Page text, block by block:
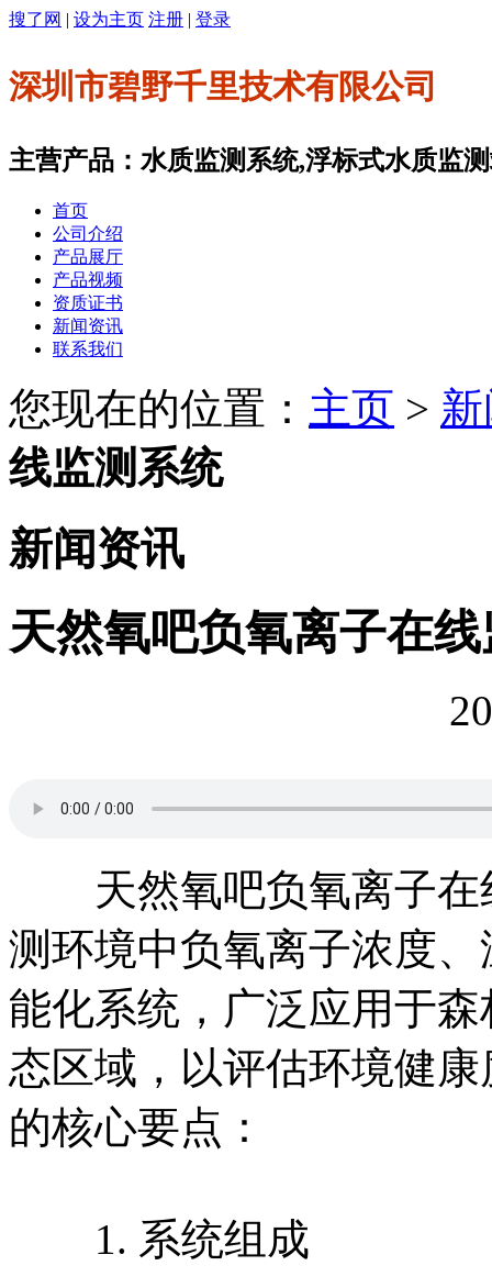
搜了网 | 设为主页 注册 | 登录
深圳市碧野千里技术有限公司
主营产品：水质监测系统,浮标式水质监
首页
公司介绍
产品展厅
产品视频
资质证书
新闻资讯
联系我们
您现在的位置： 主页 >
线监测系统
新闻资讯
天然氧吧负氧离子在
天然氧吧负氧离子在
测环境中负氧离子浓度
能化系统，广泛应用于
态区域，以评估环境健
的核心要点：
1. 系统组成